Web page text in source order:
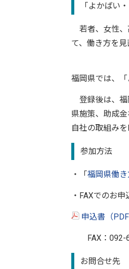
「よかばい
若者、女性、
て、働き方を
福岡県では、
登録後は、福
県施策、助成
自社の取組みを
参加方法
・「福岡県働
・FAXでのお
申込書（
FAX：092-
お問合せ先